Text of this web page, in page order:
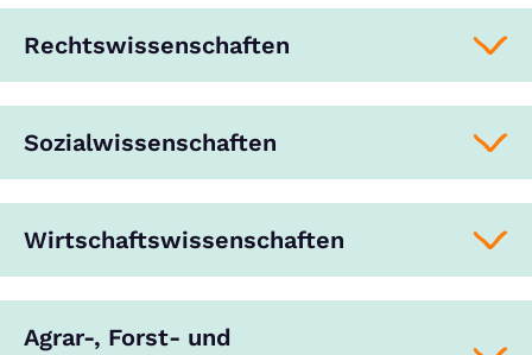
Rechtswissenschaften
Sozialwissenschaften
Wirtschaftswissenschaften
Agrar-, Forst- und